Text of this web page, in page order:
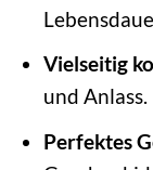
Vielseitig
und Anlass.
Perfektes